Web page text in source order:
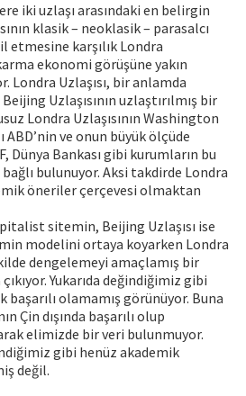
iki uzlaşı arasındaki en belirgin
klasik – neoklasik – parasalcı
karşılık Londra
ekonomi görüşüne yakın
Londra Uzlaşısı, bir anlamda
Uzlaşısının uzlaştırılmış bir
Londra Uzlaşısının Washington
ABD’nin ve onun büyük ölçüde
Dünya Bankası gibi kurumların bu
bulunuyor. Aksi takdirde Londra
öneriler çerçevesi olmaktan
sitemin, Beijing Uzlaşısı ise
modelini ortaya koyarken Londra
dengelemeyi amaçlamış bir
Yukarıda değindiğimiz gibi
başarılı olamamış görünüyor. Buna
Çin dışında başarılı olup
elimizde bir veri bulunmuyor.
gibi henüz akademik
değil.